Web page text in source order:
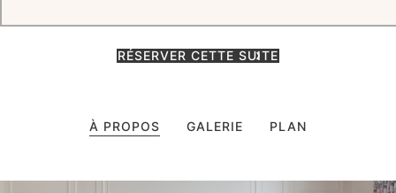
RÉSERVER CETTE SUITE
À PROPOS GALERIE PLAN